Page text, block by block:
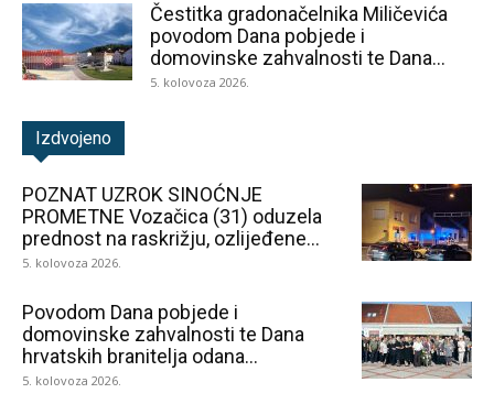
Čestitka gradonačelnika Miličevića
povodom Dana pobjede i
domovinske zahvalnosti te Dana...
5. kolovoza 2026.
Izdvojeno
POZNAT UZROK SINOĆNJE
PROMETNE Vozačica (31) oduzela
prednost na raskrižju, ozlijeđene...
5. kolovoza 2026.
Povodom Dana pobjede i
domovinske zahvalnosti te Dana
hrvatskih branitelja odana...
5. kolovoza 2026.